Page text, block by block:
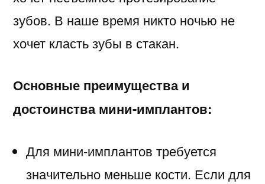
зубов. В наше время никто ночью не
хочет класть зубы в стакан.
Основные преимущества и
достоинства мини-имплантов:
Для мини-имплантов требуется
значительно меньше кости. Если для